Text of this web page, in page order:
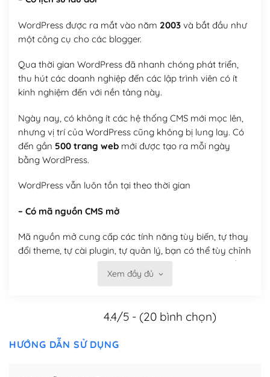
WordPress được ra mắt vào năm 2003và bắt đầu như
một công cụ cho các blogger.
Qua thời gian WordPress đã nhanh chóng phát triển,
thu hút các doanh nghiệp đến các lập trình viên có ít
kinh nghiệm đến với nền tảng này.
Ngày nay, có không ít các hệ thống CMS mới mọc lên,
nhưng vị trí của WordPress cũng không bị lung lay. Có
đến gần 500 trang webmới được tạo ra mỗi ngày
bằng WordPress.
WordPress vẫn luôn tồn tại theo thời gian
– Có mã nguồn CMS mở
Mã nguồn mở cung cấp các tính năng tùy biến, tự thay
đổi theme, tự cài plugin, tự quản lý, bạn có thể tùy chỉnh
nó theo ý bạn mà không phải sử dụng dịch vụ tại bất
Có thể tùy biến trên website WordPress
Xem đầy đủ
4.4/5 - (20 bình chọn)
HƯỚNG DẪN SỬ DỤNG